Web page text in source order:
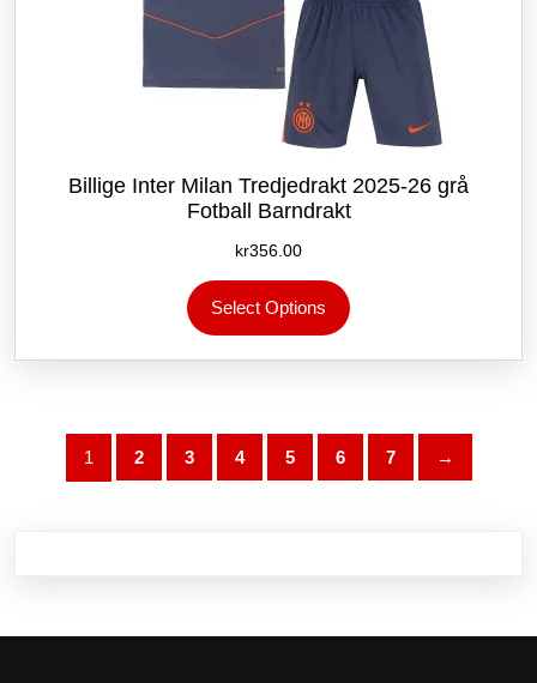
Billige Inter Milan Tredjedrakt 2025-26 grå
Fotball Barndrakt
kr356.00
Select Options
produktet
flere
velges
1 2 3 4 5 6 7 →